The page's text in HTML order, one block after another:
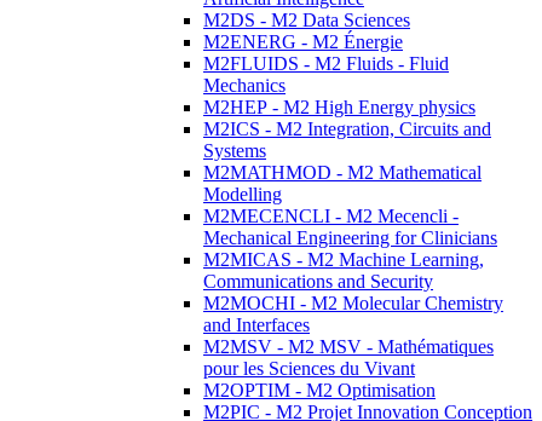
M2DS - M2 Data Sciences
M2ENERG - M2 Énergie
M2FLUIDS - M2 Fluids - Fluid
Mechanics
M2HEP - M2 High Energy physics
M2ICS - M2 Integration, Circuits and
Systems
M2MATHMOD - M2 Mathematical
Modelling
M2MECENCLI - M2 Mecencli -
Mechanical Engineering for Clinicians
M2MICAS - M2 Machine Learning,
Communications and Security
M2MOCHI - M2 Molecular Chemistry
and Interfaces
M2MSV - M2 MSV - Mathématiques
pour les Sciences du Vivant
M2OPTIM - M2 Optimisation
M2PIC - M2 Projet Innovation Conception